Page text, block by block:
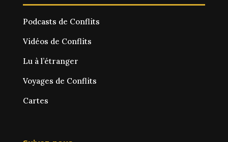
Podcasts de Conflits
Vidéos de Conflits
Lu à l’étranger
Voyages de Conflits
Cartes